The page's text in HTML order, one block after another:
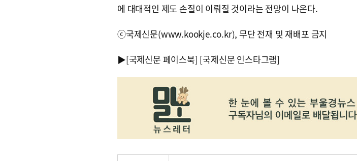
에 대대적인 제도 손질이 이뤄질 것이라는 전망이 나온다.
ⓒ국제신문(www.kookje.co.kr), 무단 전재 및 재배포 금지
▶[국제신문 페이스북] [국제신문 인스타그램]